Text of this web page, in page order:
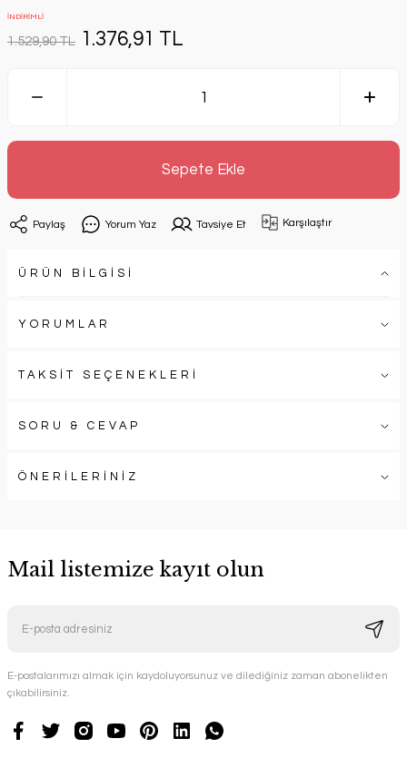
İNDİRİMLİ
1.529,90 TL 1.376,91 TL
Sepete Ekle
Paylaş Yorum Yaz Tavsiye Et Karşılaştır
ÜRÜN BİLGİSİ
YORUMLAR
TAKSİT SEÇENEKLERİ
SORU & CEVAP
ÖNERİLERİNİZ
Mail listemize kayıt olun
E-postalarımızı almak için kaydoluyorsunuz ve dilediğiniz zaman abonelikten
çıkabilirsiniz.